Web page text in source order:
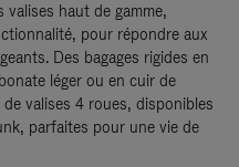
valises haut de gamme,
pour répondre aux
Des bagages rigides en
léger ou en cuir de
valises 4 roues, disponibles
parfaites pour une vie de